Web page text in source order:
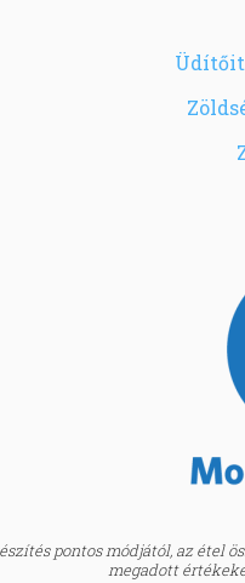
pontos módjától, az étel
megadott